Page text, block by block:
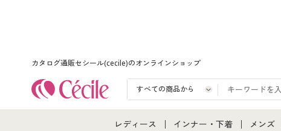
カタログ通販セシール(cecile)のオンラインショップ
レディース インナー・下着 メンズ